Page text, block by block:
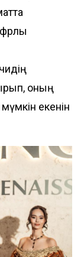
оның
екенін